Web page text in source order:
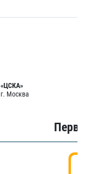
«ЦСКА»
г. Москва